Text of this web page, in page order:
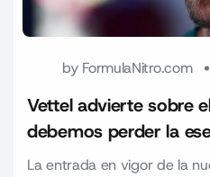
by FormulaNitro.com
Vettel advierte sobre
debemos perder la
La entrada en vigor de la